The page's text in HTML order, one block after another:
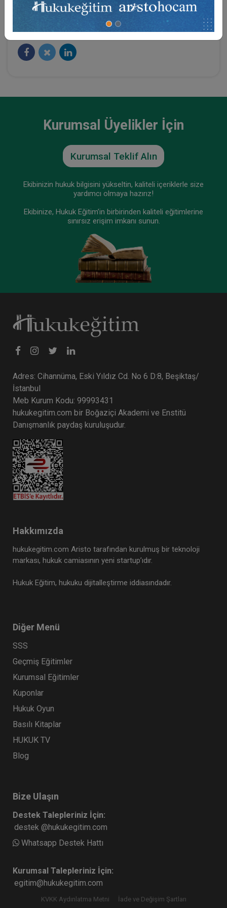
Sosyal Medya
Kurumsal Üyelikler İçin
Kurumsal Teklif Alın
Ekibinizin hukuk bilgisini yükseltin, kaliteli içeriklerle size
yardımcı olmaya hazırız!
Ekibinize, Hukuk Eğitim’in birbirinden kaliteli eğitimlerine
sınırsız erişim imkanı sunun.
Adres: Cihannüma, Eski Yıldız Cd. No 6 D:8, Beşiktaş/
İstanbul
Meb Kurum Kodu: 99993431
hukukegitim.com bir Boğaziçi Akademi ve Enstitü
Danışmanlık paydaş kuruluşudur.
Hakkımızda
hukukegitim.com Aristo tarafından kurulmuş bir teknoloji
markası, hukuk camiasının yeni startup’ıdır.
Hukuk Eğitim, hukuku dijitalleştirme iddiasındadır.
Diğer Menü
SSS
Geçmiş Eğitimler
Kurumsal Eğitimler
Kuponlar
Hukuk Oyun
Basılı Kitaplar
HUKUK TV
Blog
Bize Ulaşın
Destek Talepleriniz İçin:
destek @hukukegitim.com
Whatsapp Destek Hattı
Kurumsal Talepleriniz İçin:
egitim@hukukegitim.com
KVKK Aydınlatma Metni İade ve Değişim Şartları